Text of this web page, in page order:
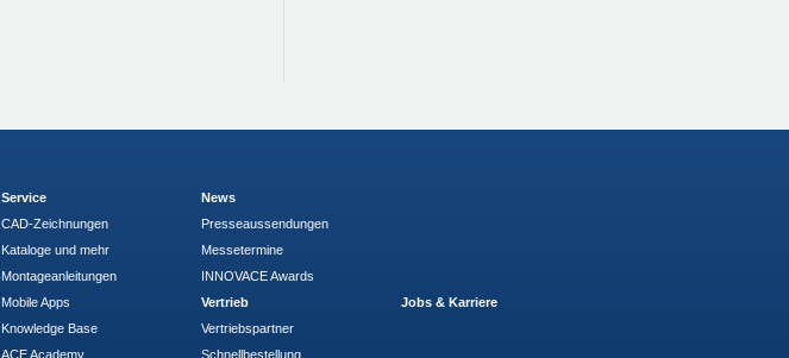
Service
CAD-Zeichnungen
Kataloge und mehr
Montageanleitungen
Mobile Apps
Knowledge Base
ACE Academy
News
Presseaussendungen
Messetermine
INNOVACE Awards
Vertrieb
Vertriebspartner
Schnellbestellung
Jobs & Karriere